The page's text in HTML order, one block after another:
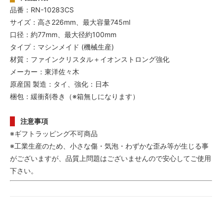
品番：RN-10283CS
サイズ：高さ226mm、最大容量745ml
口径：約77mm、最大径約100mm
タイプ：マシンメイド (機械生産)
材質：ファインクリスタル＋イオンストロング強化
メーカー：東洋佐々木
原産国 製造：タイ、強化：日本
梱包：緩衝剤巻き（※箱無しになります）
注意事項
※ギフトラッピング不可商品
※工業生産のため、小さな傷・気泡・わずかな歪み等が生じる事
がございますが、品質上問題はございませんので安心してご使用
下さい。